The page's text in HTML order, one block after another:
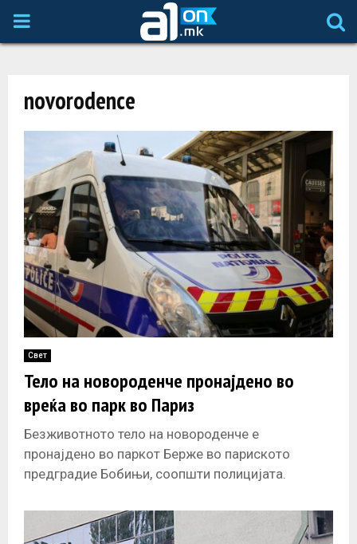
P
A
R
Y
M
E
N
U
novorodence
Свет
Тело на новороденче пронајдено во
вреќа во парк во Париз
Безживотното тело на новороденче е
пронајдено во паркот Берже во париското
предградие Бобињи, соопшти полицијата.
во паркот, по